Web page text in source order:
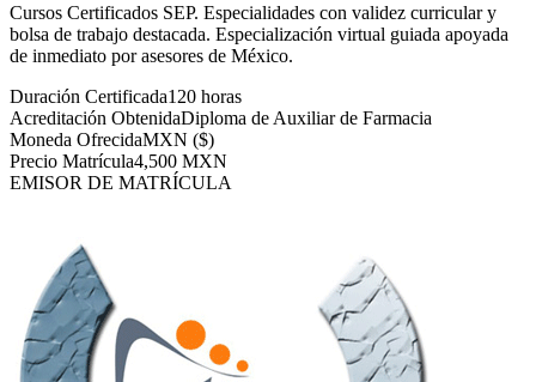
Cursos Certificados SEP. Especialidades con validez curricular y
bolsa de trabajo destacada. Especialización virtual guiada apoyada
de inmediato por asesores de México.
Duración Certificada120 horas
Acreditación ObtenidaDiploma de Auxiliar de Farmacia
Moneda OfrecidaMXN ($)
Precio Matrícula4,500 MXN
EMISOR DE MATRÍCULA